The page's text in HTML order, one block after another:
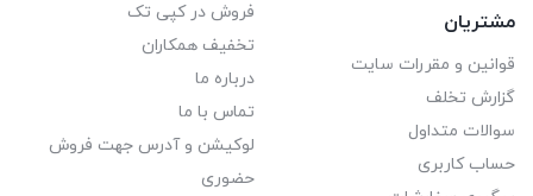
مشتریان
قوانین و مقررات سایت
گزارش تخلف
سوالات متداول
حساب کاربری
فروش در کپی تک
تخفیف همکاران
درباره ما
تماس با ما
لوکیشن و آدرس جهت فروش
حضوری